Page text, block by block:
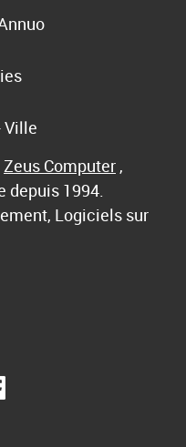
Ville
Zeus Computer ,
1994.
Logiciels sur